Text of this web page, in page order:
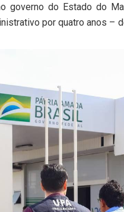
governo do Estado do
por quatro anos –